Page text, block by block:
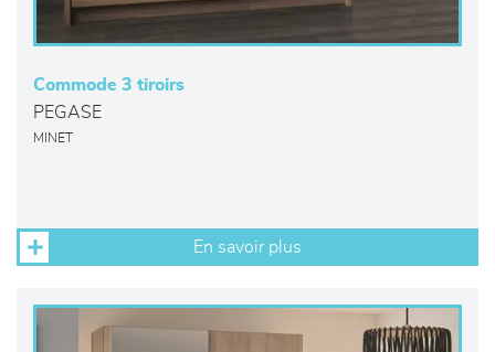
Commode 3 tiroirs
PEGASE
MINET
En savoir plus